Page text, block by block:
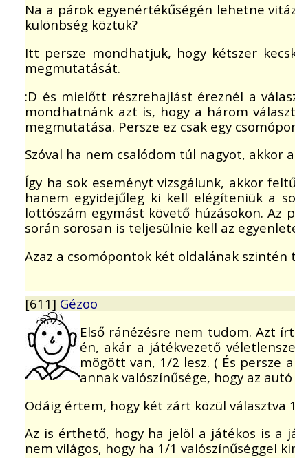
Na a párok egyenértékűségén lehetne
különbség köztük?
Itt persze mondhatjuk, hogy kétszer
megmutatását.
:D és mielőtt részrehajlást éreznél a
mondhatnánk azt is, hogy a három
megmutatása. Persze ez csak egy
Szóval ha nem csalódom túl nagyot, akkor
Így ha sok eseményt vizsgálunk, akkor
hanem egyidejűleg ki kell elégíteniük a
lottószám egymást követő húzásokon.
során sorosan is teljesülnie kell az
Azaz a csomópontok két oldalának
[611] Gézoo
Első ránézésre nem tudom. Azt
én, akár a játékvezető
mögött van, 1/2 lesz. ( És
annak valószínűsége, hogy az
Odáig értem, hogy két zárt közül választva
Az is érthető, hogy ha jelöl a játékos is a
nem világos, hogy ha 1/1 valószínűséggel